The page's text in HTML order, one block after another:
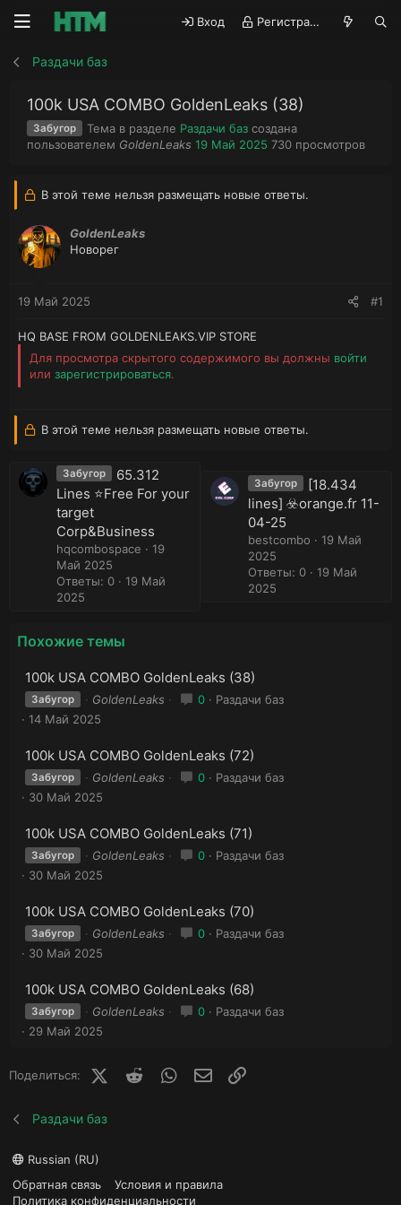
Вход Регистрация
Раздачи баз
100k USA COMBO GoldenLeaks (38)
Забугор Тема в разделе Раздачи базсоздана
пользователем А
о
е
GoldenLeaks Д
а
19 Май 2025 П
с
730 просмотров
В этой теме нельзя размещать новые ответы.
GoldenLeaks
Новорег
19 Май 2025 #1
HQ BASE FROM GOLDENLEAKS.VIP STORE
Для просмотра скрытого содержимого вы должны войти
или зарегистрироваться.
В этой теме нельзя размещать новые ответы.
Забугор
65.312
Lines ⭐️Free For your
target
Corp&Business
hqcombospace
19
Май 2025
Ответы: 0
19 Май
2025
Забугор
[18.434
lines] ☣️orange.fr 11-
04-25
bestcombo
19 Май
2025
Ответы: 0
19 Май
2025
Похожие темы
100k USA COMBO GoldenLeaks (38)
Забугор GoldenLeaks 0
Раздачи баз
14 Май 2025
100k USA COMBO GoldenLeaks (72)
Забугор GoldenLeaks 0
Раздачи баз
30 Май 2025
100k USA COMBO GoldenLeaks (71)
Забугор GoldenLeaks 0
Раздачи баз
30 Май 2025
100k USA COMBO GoldenLeaks (70)
Забугор GoldenLeaks 0
Раздачи баз
30 Май 2025
100k USA COMBO GoldenLeaks (68)
Забугор GoldenLeaks 0
Раздачи баз
29 Май 2025
Поделиться: X (Twitter)Reddit WhatsApp
E-mail
Раздачи баз
Russian (RU)
Обратная связь
Условия и правила
Политика конфиденциальности